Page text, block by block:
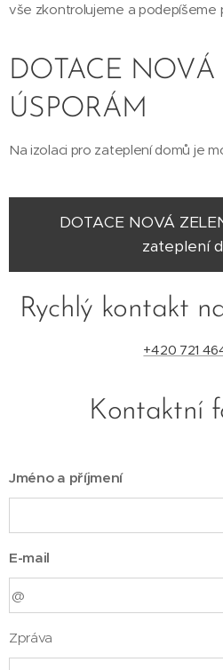
vše zkontrolujeme a podepíšeme
DOTACE
ÚSPORÁM
Na izolaci pro zateplení domů je
DOTACE NOVÁ
zateplení
Rychlý kontakt
+420 721
Kontaktní
Jméno a příjmení
E-mail
Zpráva